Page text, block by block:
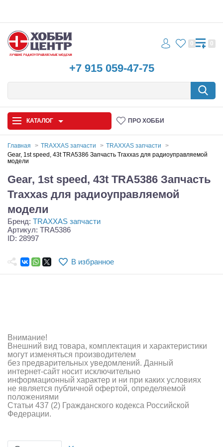
+7 915 059-47-75
0 0
КАТАЛОГ ПРО ХОББИ
Автомодели
Запчасти и аксессуары
Игрушки
Самолеты
Судомодели
Зарядные устройства и блоки питания
Двигатели
Технические жидкости
Инструмент,измерительные приборы,расходники
Главная TRAXXAS запчасти
TRAXXAS запчасти
Gear, 1st speed, 43t TRA5386 Запчасть Traxxas для радиоуправляемой
модели
Gear, 1st speed, 43t TRA5386 Запчасть
Traxxas для радиоуправляемой
модели
Бренд: TRAXXAS запчасти
Артикул: TRA5386
ID: 28997
В избранное
Внимание!
Внешний вид товара, комплектация и характеристики
могут изменяться производителем
без предварительных уведомлений. Данный
интернет-сайт носит исключительно
информационный характер и ни при каких условиях
не является публичной офертой, определяемой
положениями
Статьи 437 (2) Гражданского кодекса Российской
Федерации.